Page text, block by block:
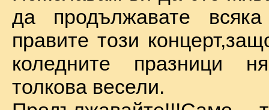
да продължавате
правите този
коледните празници
толкова весели.